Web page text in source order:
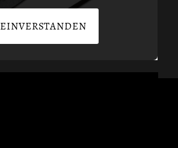
EINVERSTANDEN